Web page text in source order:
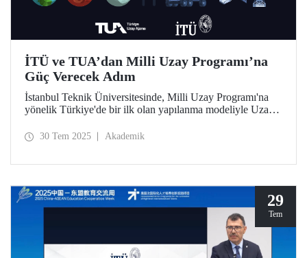
İTÜ ve TUA’dan Milli Uzay Programı’na
Güç Verecek Adım
İstanbul Teknik Üniversitesinde, Milli Uzay Programı'na
yönelik Türkiye'de bir ilk olan yapılanma modeliyle Uzay
kuruldu.
30 Tem 2025 Akademik
29
Tem